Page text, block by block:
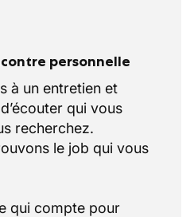
personnelle
à un entretien et
qui vous
recherchez.
le job qui vous
qui compte pour